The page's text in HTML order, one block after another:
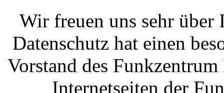
Wir freuen uns sehr über
Datenschutz hat einen
Vorstand des
Internetseiten der